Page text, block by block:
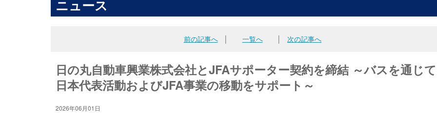
ニュース
前の記事へ│ 一覧へ 次の記事へ
日の丸自動車興業株式会社とJFAサポーター契約を締結 ～バスを通じて
日本代表活動およびJFA事業の移動をサポート～
2026年06月01日